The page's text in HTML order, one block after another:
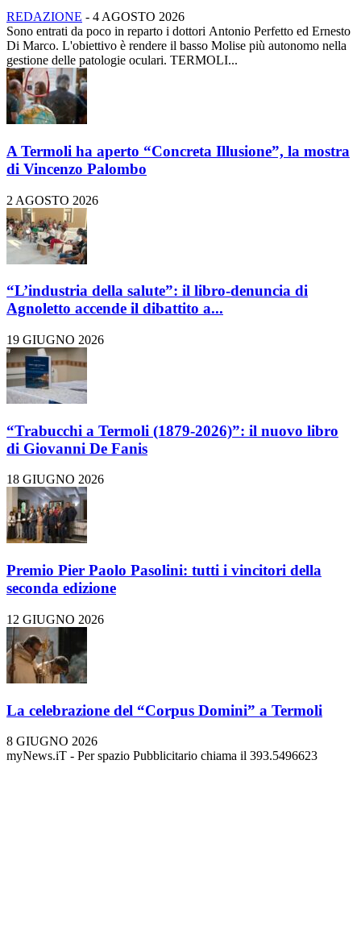
REDAZIONE - 4 AGOSTO 2026
Sono entrati da poco in reparto i dottori Antonio Perfetto ed Ernesto
Di Marco. L'obiettivo è rendere il basso Molise più autonomo nella
gestione delle patologie oculari. TERMOLI...
A Termoli ha aperto “Concreta Illusione”, la mostra
di Vincenzo Palombo
2 AGOSTO 2026
“L’industria della salute”: il libro-denuncia di
Agnoletto accende il dibattito a...
19 GIUGNO 2026
“Trabucchi a Termoli (1879-2026)”: il nuovo libro
di Giovanni De Fanis
18 GIUGNO 2026
Premio Pier Paolo Pasolini: tutti i vincitori della
seconda edizione
12 GIUGNO 2026
La celebrazione del “Corpus Domini” a Termoli
8 GIUGNO 2026
myNews.iT - Per spazio Pubblicitario chiama il 393.5496623